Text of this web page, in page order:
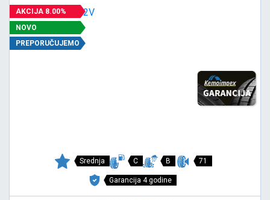
AKCIJA 8.00%
NOVO
PREPORUČUJEMO
Srednja C B 71
Garancija 4 godine